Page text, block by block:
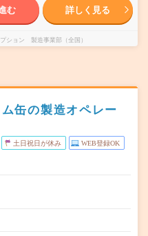
む 詳しく見る
ション 製造事業部（全国）
缶の製造オペレー
土日祝日が休み WEB登録OK